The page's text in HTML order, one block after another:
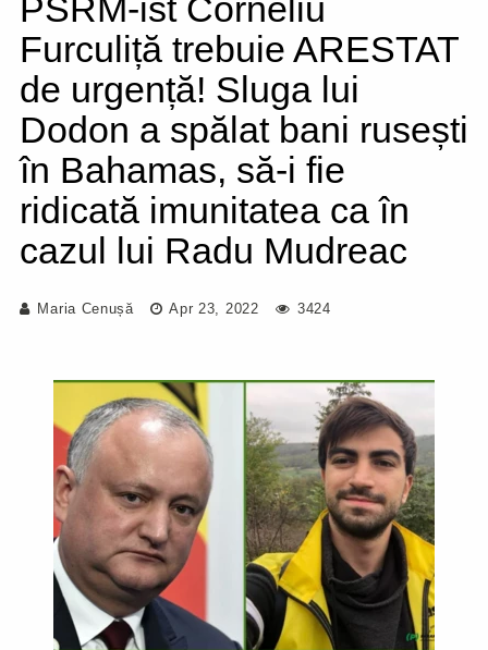
PSRM-ist Corneliu
Furculiță trebuie ARESTAT
de urgență! Sluga lui
Dodon a spălat bani rusești
în Bahamas, să-i fie
ridicată imunitatea ca în
cazul lui Radu Mudreac
Maria Cenușă Apr 23, 2022 3424